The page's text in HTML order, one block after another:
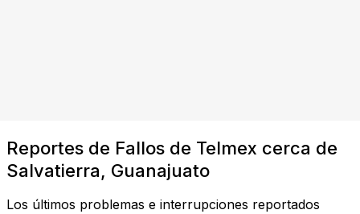
Reportes de Fallos de Telmex cerca de
Salvatierra, Guanajuato
Los últimos problemas e interrupciones reportados